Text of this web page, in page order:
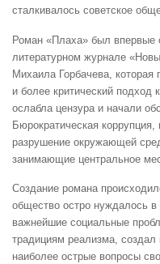
сталкивалось советское
Роман «Плаха» был впервые
литературном журнале
Михаила Горбачева,
и более критический подход
ослабла цензура и начали
Бюрократическая коррупция,
разрушение окружающей
занимающие центральное
Создание романа
общество остро нуждалось
важнейшие социальные
традициям реализма, создал
наиболее острые вопросы